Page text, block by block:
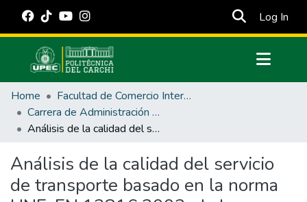
Log In
Communities & Collections
All of DSpace
Statistics
Estadísticas Externas
Manuales
Home
Facultad de Comercio Internacional, Integración, Administración y Economía Empresarial
Carrera de Administración de Empresas y Marketing
Análisis de la calidad del servicio de transporte basado en la norma UNE-EN 13816:2003, de las compañías de taxis de la parroquia Tabacundo
Análisis de la calidad del servicio
de transporte basado en la norma